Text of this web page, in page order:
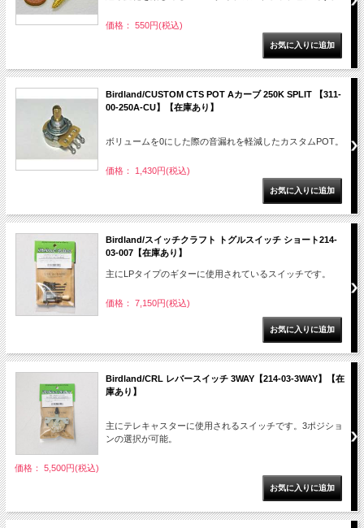
価格： 550円(税込)
Birdland/CUSTOM CTS POT Aカーブ 250K SPLIT 【311-
00-250A-CU】【在庫あり】
ボリュームを0にした際の音漏れを軽減したカスタムPOT。
価格： 1,430円(税込)
Birdland/スイッチクラフト トグルスイッチ ショート214-
03-007【在庫あり】
主にLPタイプのギターに使用されているスイッチです。
価格： 7,150円(税込)
Birdland/CRL レバースイッチ 3WAY【214-03-3WAY】【在
庫あり】
主にテレキャスターに使用されるスイッチです。3ポジショ
ンの選択が可能。
価格： 5,500円(税込)